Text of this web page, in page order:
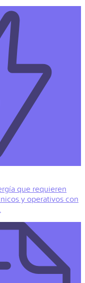
que requieren
y operativos con